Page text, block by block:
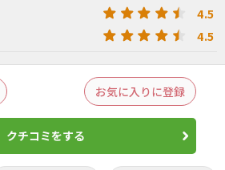
4.5
4.5
お気に入りに登録
クチコミをする